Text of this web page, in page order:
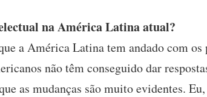
na América Latina atual?
a América Latina tem andado com os
não têm conseguido dar
as mudanças são muito evidentes.